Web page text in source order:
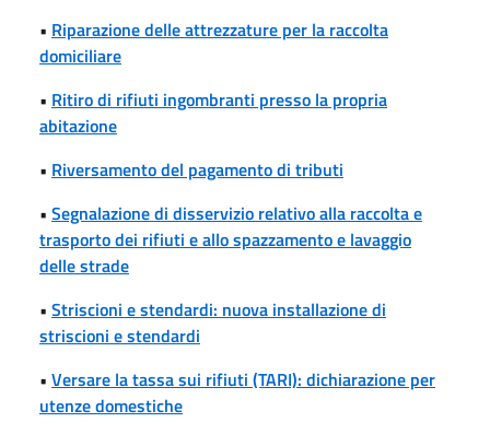
• Riparazione delle attrezzature per la raccolta
domiciliare
• Ritiro di rifiuti ingombranti presso la propria
abitazione
• Riversamento del pagamento di tributi
• Segnalazione di disservizio relativo alla raccolta e
trasporto dei rifiuti e allo spazzamento e lavaggio
delle strade
• Striscioni e stendardi: nuova installazione di
striscioni e stendardi
• Versare la tassa sui rifiuti (TARI): dichiarazione per
utenze domestiche